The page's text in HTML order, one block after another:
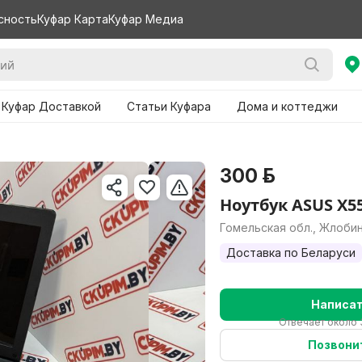
Куфар КартаКуфар Медиа
Доставкой Статьи Куфара Дома и коттеджи
300 р.
Ноутбук ASUS
Гомельская обл., Жлобин
Доставка по Беларуси
Отвечает около